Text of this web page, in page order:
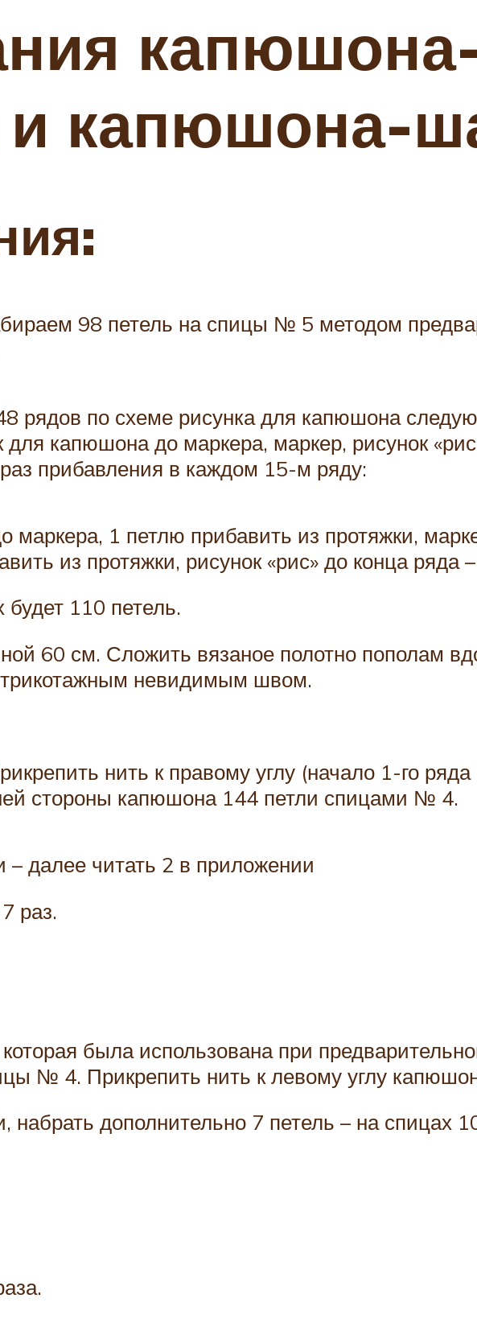
и капюшона-
98 петель на спицы № 5 методом
рядов по схеме рисунка для капюшона
для капюшона до маркера, маркер, рисунок
прибавления в каждом 15-м ряду:
маркера, 1 петлю прибавить из протяжки,
из протяжки, рисунок «рис» до конца ряда
110 петель.
60 см. Сложить вязаное полотно пополам
невидимым швом.
нить к правому углу (начало 1-го
стороны капюшона 144 петли спицами № 4.
далее читать 2 в приложении
раз.
была использована при
№ 4. Прикрепить нить к левому углу
дополнительно 7 петель – на спицах